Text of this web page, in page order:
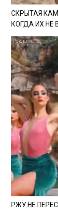
СКРЫТАЯ
КОГДА ИХ НЕ
РЖУ НЕ